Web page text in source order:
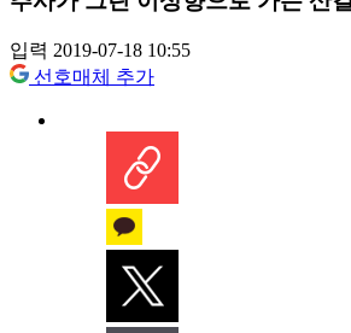
입력 2019-07-18 10:55
선호매체 추가